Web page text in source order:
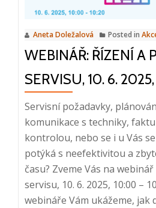
Aneta Doležalová Posted in
WEBINÁŘ: ŘÍZENÍ A
SERVISU, 10. 6.
Servisní požadavky,
komunikace s techniky,
kontrolou, nebo se i u Vás
potýká s neefektivitou a
času? Zveme Vás na
servisu, 10. 6. 2025, 10:00 –
webináře Vám ukážeme, jak